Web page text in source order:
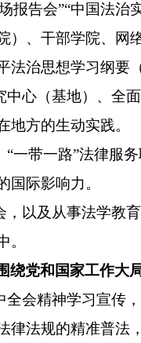
报告会”“中国法
）、干部学院、网
法治思想学习纲要
中心（基地）、全
地方的生动实践。
“一带一路”法律服
国际影响力。
，以及从事法学教
。
绕党和国家工作大
全会精神学习宣传
律法规的精准普法